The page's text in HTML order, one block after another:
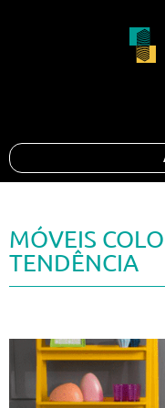
MÓVEIS
TENDÊNCIA